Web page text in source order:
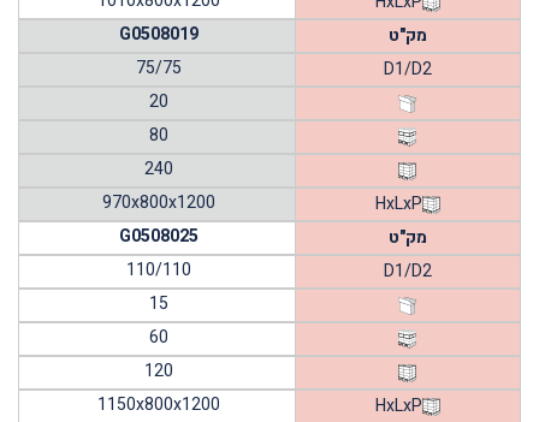
מק"ט
G0508019
D1/D2
75/75
20
80
240
HxLxP
970x800x1200
מק"ט
G0508025
D1/D2
110/110
15
60
120
HxLxP
1150x800x1200